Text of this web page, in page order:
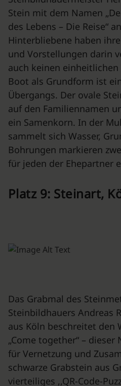
Stein mit dem Namen
des Lebens – Die Reise“
Hinterbliebene haben
und Vorstellungen darin
auch keinen einheitlichen
Boot als Grundform ist
Übergangs. Der ovale
auf den Familiennamen
ein Samenkorn. In der
sammelt sich Wasser,
Bohrungen markieren
für jeden der Ehepartner
Platz 9: Steinart,
Das Grabmal des
Steinbildhauers Andreas
aus Köln beschreitet den
„Come together“ – dieser
für Vernetzung und
schwarze Grabstein aus
vierteiliges ,,QR-Code-